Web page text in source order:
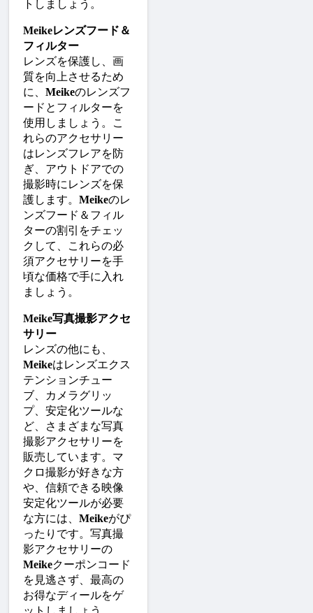
トしましょう。
Meikeレンズフード＆
フィルター
レンズを保護し、画
質を向上させるため
に、 Meikeのレンズフ
ードとフィルターを
使用しましょう。こ
れらのアクセサリー
はレンズフレアを防
ぎ、アウトドアでの
撮影時にレンズを保
護します。 Meikeのレ
ンズフード＆フィル
ターの割引をチェッ
クして、これらの必
須アクセサリーを手
頃な価格で手に入れ
ましょう。
Meike写真撮影アクセ
サリー
レンズの他にも、
Meikeはレンズエクス
テンションチュー
ブ、カメラグリッ
プ、安定化ツールな
ど、さまざまな写真
撮影アクセサリーを
販売しています。マ
クロ撮影が好きな方
や、信頼できる映像
安定化ツールが必要
な方には、 Meikeがぴ
ったりです。写真撮
影アクセサリーの
Meikeクーポンコード
を見逃さず、最高の
お得なディールをゲ